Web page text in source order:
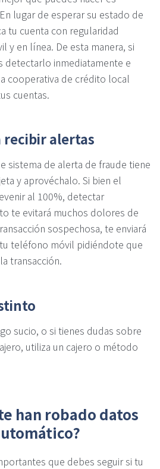
lugar de esperar su estado de
tu cuenta con regularidad
y en línea. De esta manera, si
detectarlo inmediatamente e
cooperativa de crédito local
cuentas.
recibir alertas
sistema de alerta de fraude tiene
y aprovéchalo. Si bien el
al 100%, detectar
te evitará muchos dolores de
sospechosa, te enviará
teléfono móvil pidiéndote que
transacción.
sucio, o si tienes dudas sobre
utiliza un cajero o método
han robado datos
que debes seguir si tu